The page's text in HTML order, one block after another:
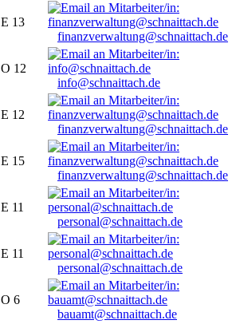
E 13
finanzverwaltung@schnaittach.de
O 12
info@schnaittach.de
E 12
finanzverwaltung@schnaittach.de
E 15
finanzverwaltung@schnaittach.de
E 11
personal@schnaittach.de
E 11
personal@schnaittach.de
O 6
bauamt@schnaittach.de